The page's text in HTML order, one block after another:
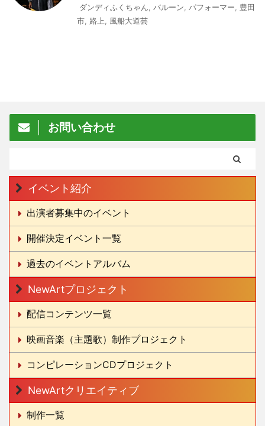
ダンディふくちゃん バルーン パフォーマー
豊田
市 路上 風船大道芸
お問い合わせ
イベント紹介
出演者募集中のイベント
開催決定イベント一覧
過去のイベントアルバム
NewArtプロジェクト
配信コンテンツ一覧
映画音楽（主題歌）制作プロジェクト
コンピレーションCDプロジェクト
NewArtクリエイティブ
制作一覧